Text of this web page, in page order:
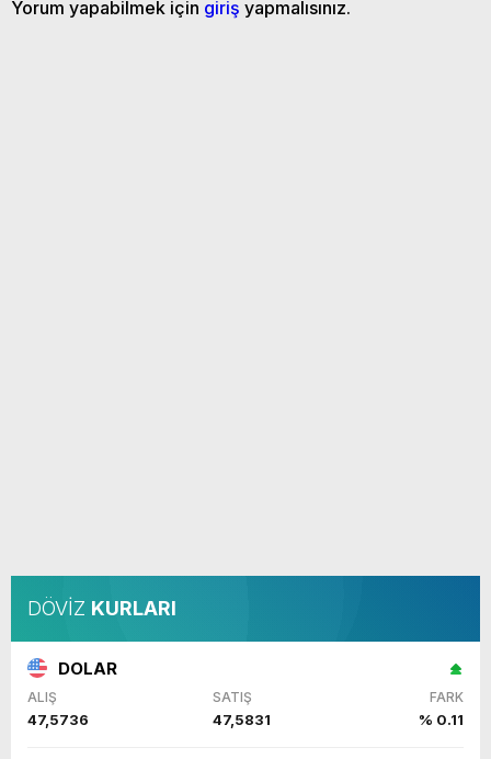
Yorum yapabilmek için giriş yapmalısınız.
DÖVİZ KURLARI
DOLAR
ALIŞ SATIŞ FARK
47,5736 47,5831 % 0.11